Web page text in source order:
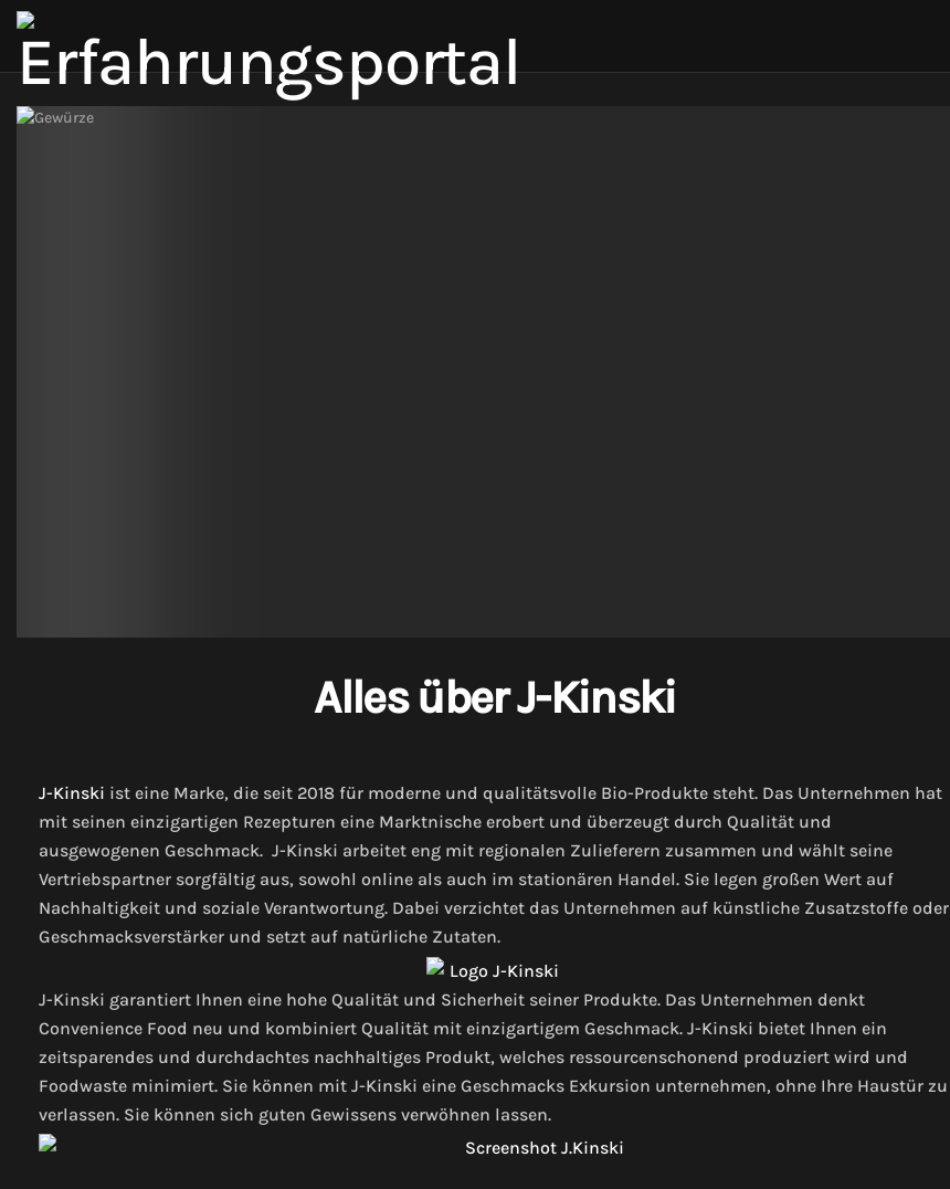
Alles über J-Kinski
J-Kinski ist eine Marke, die seit 2018 für moderne und qualitätsvolle Bio-Produkte steht. Das Unternehmen hat
mit seinen einzigartigen Rezepturen eine Marktnische erobert und überzeugt durch Qualität und
ausgewogenen Geschmack. J-Kinski arbeitet eng mit regionalen Zulieferern zusammen und wählt seine
Vertriebspartner sorgfältig aus, sowohl online als auch im stationären Handel. Sie legen großen Wert auf
Nachhaltigkeit und soziale Verantwortung. Dabei verzichtet das Unternehmen auf künstliche Zusatzstoffe oder
Geschmacksverstärker und setzt auf natürliche Zutaten.
J-Kinski garantiert Ihnen eine hohe Qualität und Sicherheit seiner Produkte. Das Unternehmen denkt
Convenience Food neu und kombiniert Qualität mit einzigartigem Geschmack. J-Kinski bietet Ihnen ein
zeitsparendes und durchdachtes nachhaltiges Produkt, welches ressourcenschonend produziert wird und
Foodwaste minimiert. Sie können mit J-Kinski eine Geschmacks Exkursion unternehmen, ohne Ihre Haustür zu
verlassen. Sie können sich guten Gewissens verwöhnen lassen.